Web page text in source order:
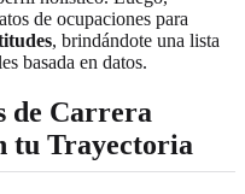
de ocupaciones para
, brindándote una lista
basada en datos.
de Carrera
tu Trayectoria